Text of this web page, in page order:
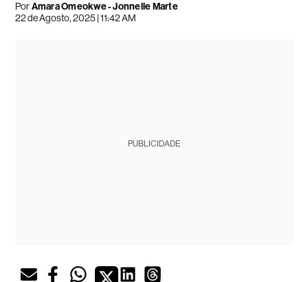
PorAmara Omeokwe - Jonnelle Marte
22 de Agosto, 2025 | 11:42 AM
PUBLICIDADE